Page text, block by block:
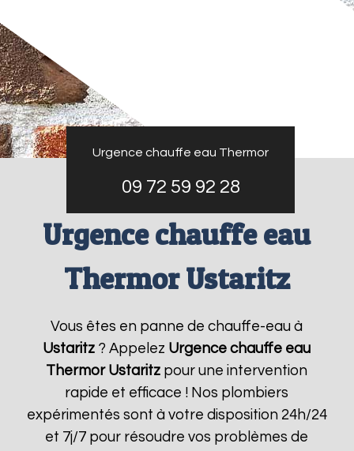
Urgence chauffe eau Thermor
09 72 59 92 28
Urgence chauffe eau
Thermor Ustaritz
Vous êtes en panne de chauffe-eau à
Ustaritz ? Appelez Urgence chauffe eau
Thermor Ustaritz pour une intervention
rapide et efficace ! Nos plombiers
expérimentés sont à votre disposition 24h/24
et 7j/7 pour résoudre vos problèmes de